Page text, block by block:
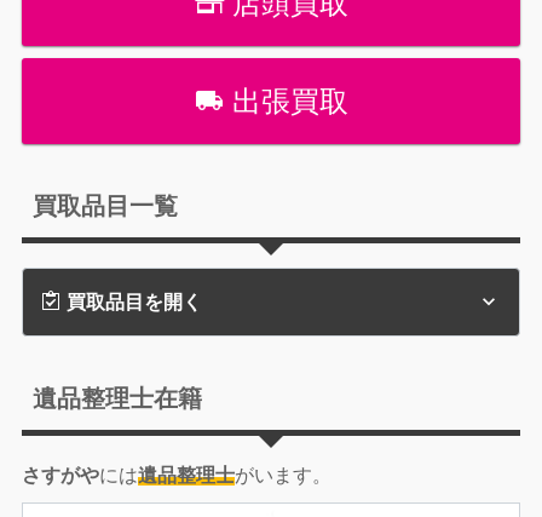
出張買取
買取品目一覧
買取品目を開く
遺品整理士在籍
さすがやには遺品整理士がいます。